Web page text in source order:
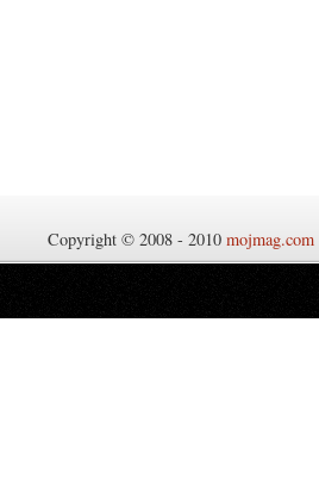
Copyright © 2008 - 2010 mojmag.com